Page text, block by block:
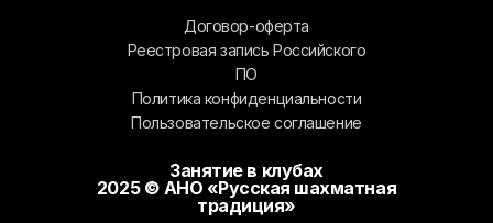
Договор-оферта
Реестровая запись Российского
ПО
Политика конфиденциальности
Пользовательское соглашение
Занятие в клубах
2025 © АНО «Русская шахматная
традиция»